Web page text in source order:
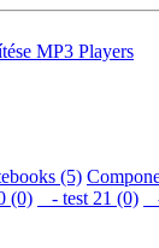
MP3 Players
(5)
(0) - test 21 (0)